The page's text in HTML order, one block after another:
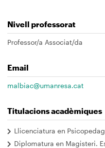
Nivell professorat
Professor/a Associat/da
Email
malbiac@umanresa.cat
Titulacions acadèmiques
Llicenciatura en
Diplomatura en Magisteri.